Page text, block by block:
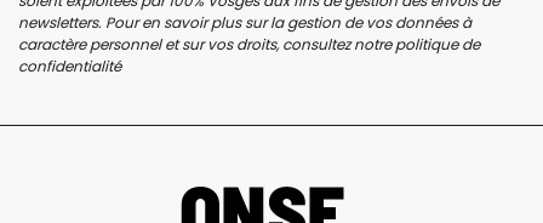
newsletters. Pour en savoir plus sur la gestion de vos données à
caractère personnel et sur vos droits, consultez notrepolitique de
confidentialité